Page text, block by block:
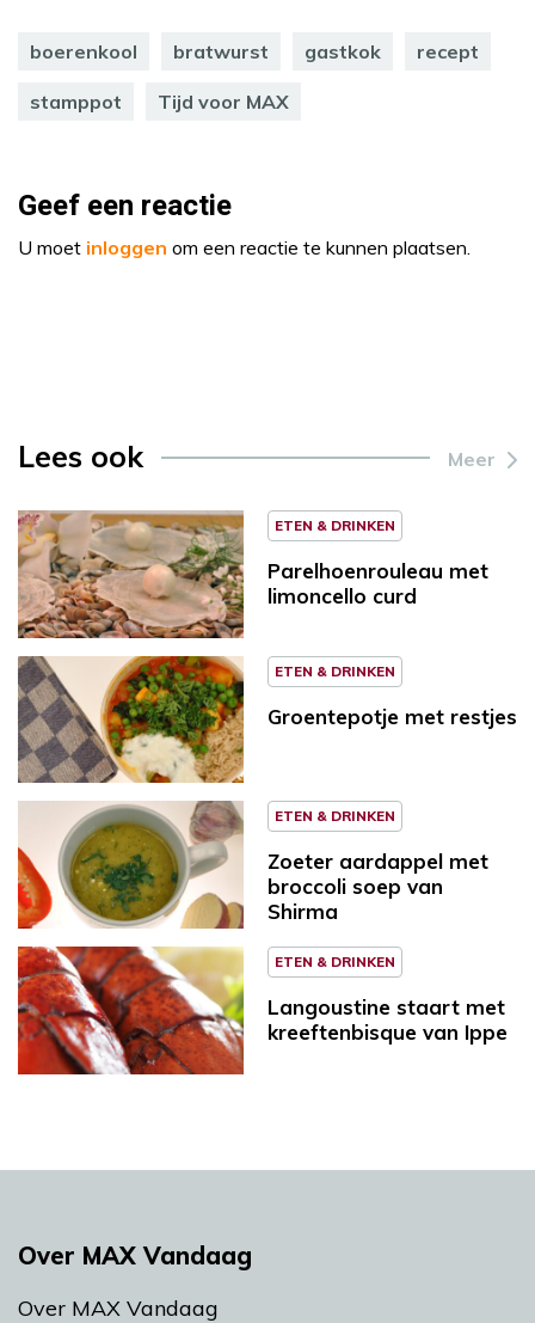
boerenkool bratwurst gastkok recept
stamppot Tijd voor MAX
Geef een reactie
U moet inloggen om een reactie te kunnen plaatsen.
Lees ook Meer
ETEN & DRINKEN
Parelhoenrouleau met
limoncello curd
ETEN & DRINKEN
Groentepotje met restjes
ETEN & DRINKEN
Zoeter aardappel met
broccoli soep van
Shirma
ETEN & DRINKEN
Langoustine staart met
kreeftenbisque van Ippe
Over MAX Vandaag
Over MAX Vandaag